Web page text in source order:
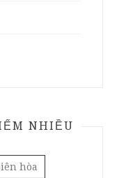
NHIỀU
hòa